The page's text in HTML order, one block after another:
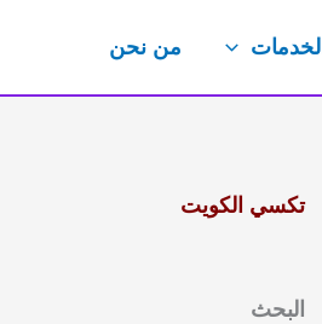
الخدمات من نحن
تكسي الكويت
البحث